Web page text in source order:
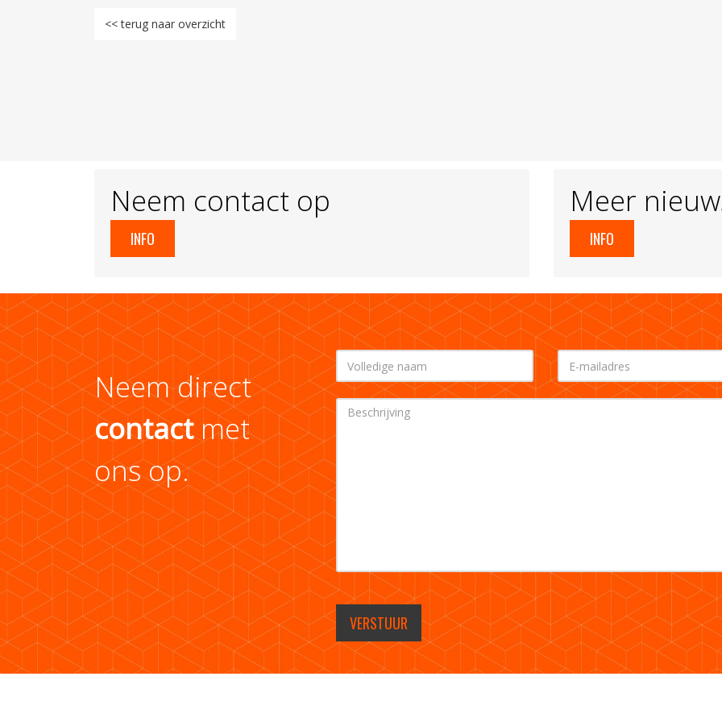
<< terug naar overzicht
Neem contact op
INFO
Meer
INFO
Neem direct
contactmet
ons op.
VERSTUUR